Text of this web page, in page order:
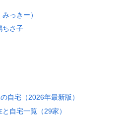
っきー）
ちさ子
自宅（2026年最新版）
自宅一覧（29家）